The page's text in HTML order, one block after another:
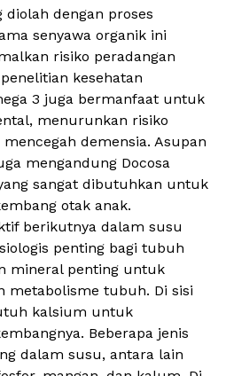
dengan proses
senyawa organik ini
risiko peradangan
kesehatan
3 juga bermanfaat untuk
menurunkan risiko
demensia. Asupan
mengandung Docosa
sangat dibutuhkan untuk
otak anak.
berikutnya dalam susu
penting bagi tubuh
mineral penting untuk
metabolisme tubuh. Di sisi
kalsium untuk
Beberapa jenis
dalam susu, antara lain